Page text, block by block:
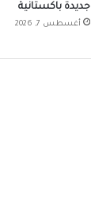
جديدة باكستانية
أغسطس 7, 2026